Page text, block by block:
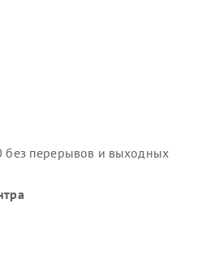
перерывов и выходных